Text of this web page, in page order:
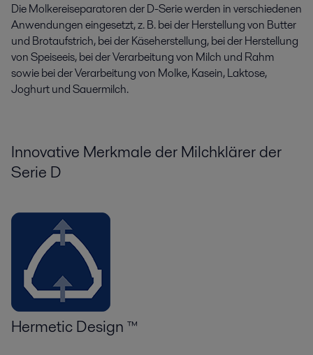
Die Molkereiseparatoren der D-Serie werden in verschiedenen
Anwendungen eingesetzt, z. B. bei der Herstellung von Butter
und Brotaufstrich, bei der Käseherstellung, bei der Herstellung
von Speiseeis, bei der Verarbeitung von Milch und Rahm
sowie bei der Verarbeitung von Molke, Kasein, Laktose,
Joghurt und Sauermilch.
Innovative Merkmale der Milchklärer der
Serie D
Hermetic Design ™